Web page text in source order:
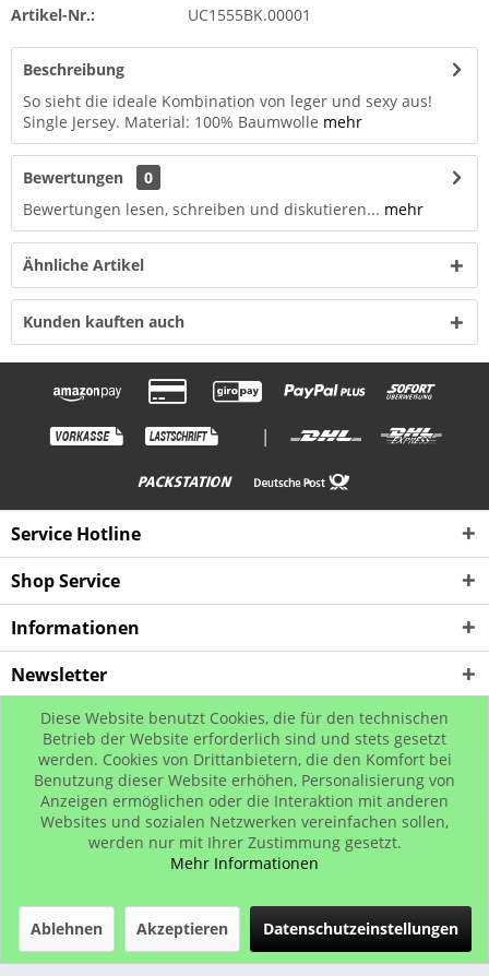
Artikel-Nr.: UC1555BK.00001
Beschreibung
So sieht die ideale Kombination von leger und sexy aus!
Single Jersey. Material: 100% Baumwolle mehr
Bewertungen
0
Bewertungen lesen, schreiben und diskutieren... mehr
Ähnliche Artikel
Kunden kauften auch
|
Service Hotline
Shop Service
Informationen
Newsletter
* Alle Preise inkl. gesetzl. Mehrwertsteuer zzgl. Versandkosten, wenn nicht
anders beschrieben
© www.urban-street-shop.com
Diese Website benutzt Cookies, die für den technischen
Betrieb der Website erforderlich sind und stets gesetzt
werden. Cookies von Drittanbietern, die den Komfort bei
Benutzung dieser Website erhöhen, Personalisierung von
Anzeigen ermöglichen oder die Interaktion mit anderen
Websites und sozialen Netzwerken vereinfachen sollen,
werden nur mit Ihrer Zustimmung gesetzt.
Mehr Informationen
Ablehnen Akzeptieren Datenschutzeinstellungen